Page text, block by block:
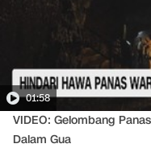
01:58
VIDEO: Gelombang
Dalam Gua